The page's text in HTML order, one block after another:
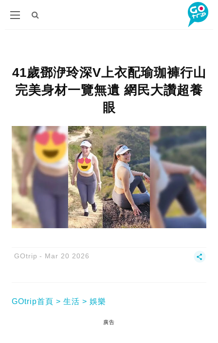
41歲鄧洢玲深V上衣配瑜珈褲行山
完美身材一覽無遺 網民大讚超養
眼
GOtrip Mar 20 2026
GOtrip首頁 生活 娛樂
廣告